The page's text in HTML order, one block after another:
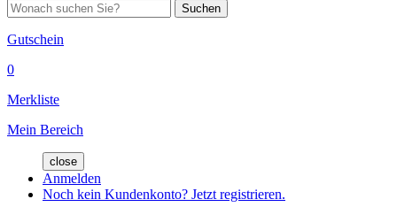
Suchen
Gutschein
0
Merkliste
Mein Bereich
close
Anmelden
Noch kein Kundenkonto? Jetzt registrieren.